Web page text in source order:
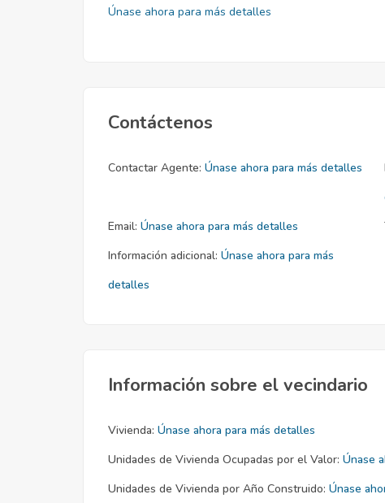
Únase ahora para más detalles
Contáctenos
Contactar Agente: Únase ahora para más detalles
Email: Únase ahora para más detalles
Información adicional: Únase ahora para más
detalles
Información sobre el vecindario
Vivienda: Únase ahora para más detalles
Unidades de Vivienda Ocupadas por el Valor: Únase
Unidades de Vivienda por Año Construido: Únase